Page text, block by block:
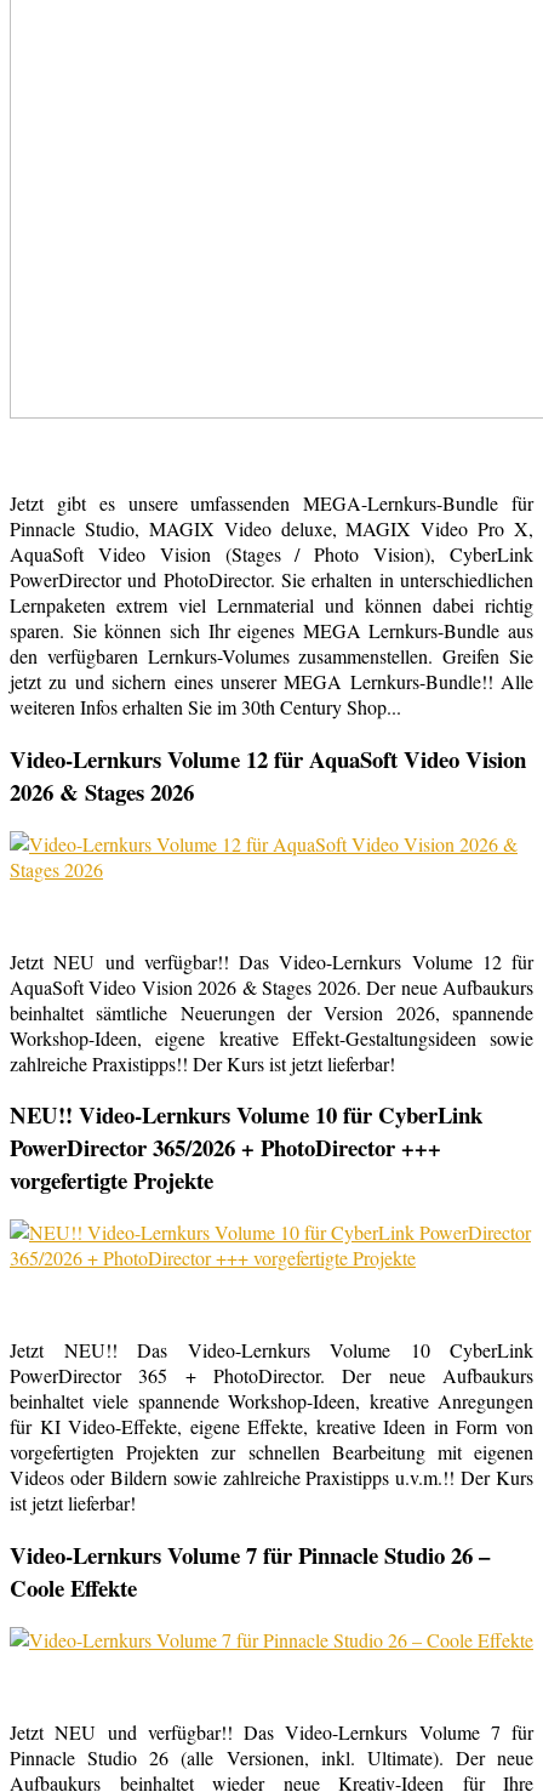
Jetzt gibt es unsere umfassenden MEGA-Lernkurs-Bundle für
Pinnacle Studio, MAGIX Video deluxe, MAGIX Video Pro X,
AquaSoft Video Vision (Stages / Photo Vision), CyberLink
PowerDirector und PhotoDirector. Sie erhalten in unterschiedlichen
Lernpaketen extrem viel Lernmaterial und können dabei richtig
sparen. Sie können sich Ihr eigenes MEGA Lernkurs-Bundle aus
den verfügbaren Lernkurs-Volumes zusammenstellen. Greifen Sie
jetzt zu und sichern eines unserer MEGA Lernkurs-Bundle!! Alle
weiteren Infos erhalten Sie im 30th Century Shop...
Video-Lernkurs Volume 12 für AquaSoft Video Vision
2026 & Stages 2026
Jetzt NEU und verfügbar!! Das Video-Lernkurs Volume 12 für
AquaSoft Video Vision 2026 & Stages 2026. Der neue Aufbaukurs
beinhaltet sämtliche Neuerungen der Version 2026, spannende
Workshop-Ideen, eigene kreative Effekt-Gestaltungsideen sowie
zahlreiche Praxistipps!! Der Kurs ist jetzt lieferbar!
NEU!! Video-Lernkurs Volume 10 für CyberLink
PowerDirector 365/2026 + PhotoDirector +++
vorgefertigte Projekte
Jetzt NEU!! Das Video-Lernkurs Volume 10 CyberLink
PowerDirector 365 + PhotoDirector. Der neue Aufbaukurs
beinhaltet viele spannende Workshop-Ideen, kreative Anregungen
für KI Video-Effekte, eigene Effekte, kreative Ideen in Form von
vorgefertigten Projekten zur schnellen Bearbeitung mit eigenen
Videos oder Bildern sowie zahlreiche Praxistipps u.v.m.!! Der Kurs
ist jetzt lieferbar!
Video-Lernkurs Volume 7 für Pinnacle Studio 26 –
Coole Effekte
Jetzt NEU und verfügbar!! Das Video-Lernkurs Volume 7 für
Pinnacle Studio 26 (alle Versionen, inkl. Ultimate). Der neue
Aufbaukurs beinhaltet wieder neue Kreativ-Ideen für Ihre